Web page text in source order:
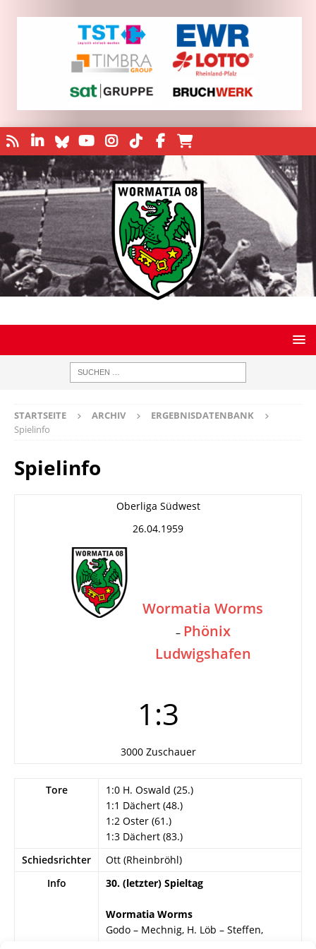
STARTSEITE ARCHIV
ERGEBNISDATENBANK
Spielinfo
Spielinfo
Oberliga Südwest
26.04.1959
Wormatia Worms
– Phönix
Ludwigshafen
1:3
3000 Zuschauer
Tore
1:0 H. Oswald (25.)
1:1 Dächert (48.)
1:2 Oster (61.)
1:3 Dächert (83.)
Schiedsrichter
Ott (Rheinbröhl)
Info
30. (letzter) Spieltag
Wormatia Worms
Godo – Mechnig, H. Löb – Steffen,